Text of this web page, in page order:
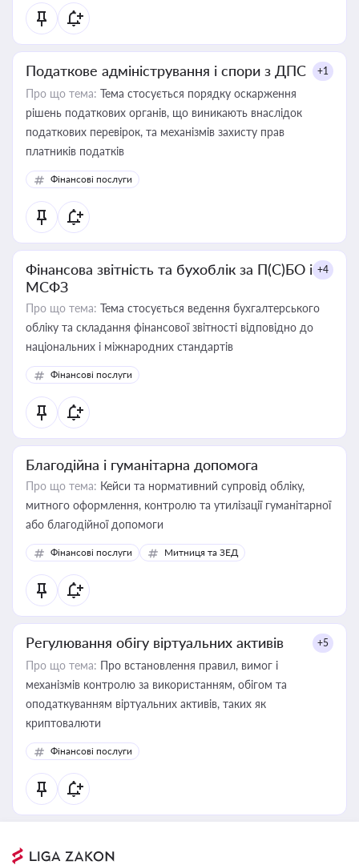
Податкове адміністрування і спори з ДПС +1
Про що тема: Тема стосується порядку оскарження
рішень податкових органів, що виникають внаслідок
податкових перевірок, та механізмів захисту прав
платників податків
Фінансові послуги
Фінансова звітність та бухоблік за П(С)БО і
МСФЗ
+4
Про що тема: Тема стосується ведення бухгалтерського
обліку та складання фінансової звітності відповідно до
національних і міжнародних стандартів
Фінансові послуги
Благодійна і гуманітарна допомога
Про що тема: Кейси та нормативний супровід обліку,
митного оформлення, контролю та утилізації гуманітарної
або благодійної допомоги
Фінансові послуги Митниця та ЗЕД
Регулювання обігу віртуальних активів +5
Про що тема: Про встановлення правил, вимог і
механізмів контролю за використанням, обігом та
оподаткуванням віртуальних активів, таких як
криптовалюти
Фінансові послуги